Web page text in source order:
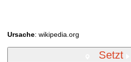
Ursache: wikipedia.org
Setzt